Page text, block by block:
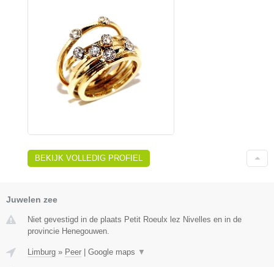
BEKIJK VOLLEDIG PROFIEL
Juwelen zee
Niet gevestigd in de plaats Petit Roeulx lez Nivelles en in de
provincie Henegouwen.
Limburg » Peer Google maps ▼